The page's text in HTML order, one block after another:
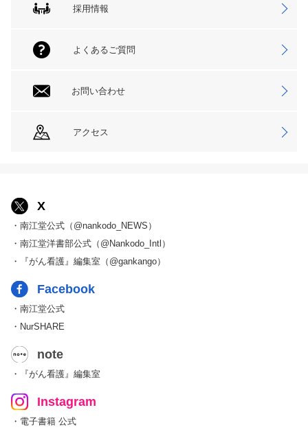
採用情報
よくあるご質問
お問い合わせ
アクセス
X
・南江堂公式（@nankodo_NEWS）
・南江堂洋書部公式（@Nankodo_Intl）
・『がん看護』編集室（@gankango）
Facebook
・南江堂公式
・NurSHARE
note
・『がん看護』編集室
Instagram
・電子書籍 公式